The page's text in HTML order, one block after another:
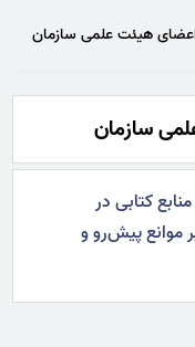
هیئت علمی سازمان
سازمان
کتابی در
موانع پیش‌رو و